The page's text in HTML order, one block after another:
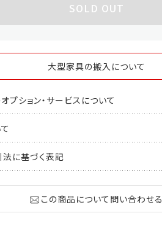
SOLD OUT
大型家具の搬入について
プション・サービスについて
に基づく表記
この商品について問い合わせる